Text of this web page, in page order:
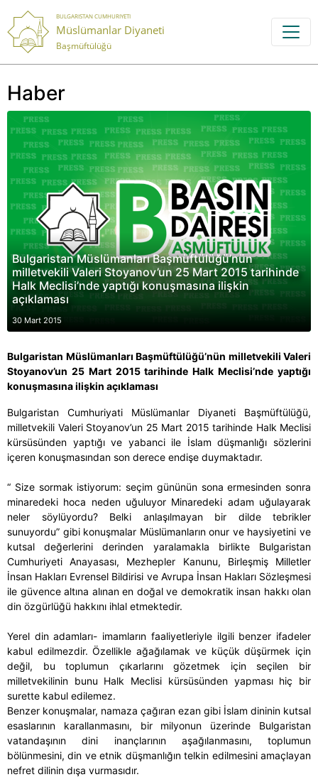
BULGARISTAN CUMHURIYETI
Müslümanlar Diyaneti
Başmüftülüğü
Haber
Bulgaristan Müslümanları Başmüftülüğü’nün
milletvekili Valeri Stoyanov’un 25 Mart 2015 tarihinde
Halk Meclisi’nde yaptığı konuşmasına ilişkin
açıklaması
30 Mart 2015
Bulgaristan Müslümanları Başmüftülüğü’nün milletvekili Valeri
Stoyanov’un 25 Mart 2015 tarihinde Halk Meclisi’nde yaptığı
konuşmasına ilişkin açıklaması
Bulgaristan Cumhuriyati Müslümanlar Diyaneti Başmüftülüğü,
milletvekili Valeri Stoyanov’un 25 Mart 2015 tarihinde Halk Meclisi
kürsüsünden yaptığı ve yabanci ile İslam düşmanlığı sözlerini
içeren konuşmasından son derece endişe duymaktadır.
“ Size sormak istiyorum: seçim gününün sona ermesinden sonra
minaredeki hoca neden uğuluyor Minaredeki adam uğulayarak
neler söylüyordu? Belki anlaşılmayan bir dilde tebrikler
sunuyordu” gibi konuşmalar Müslümanların onur ve haysiyetini ve
kutsal değerlerini derinden yaralamakla birlikte Bulgaristan
Cumhuriyeti Anayasası, Mezhepler Kanunu, Birleşmiş Milletler
İnsan Hakları Evrensel Bildirisi ve Avrupa İnsan Hakları Sözleşmesi
ile güvence altına alınan en doğal ve demokratik insan hakkı olan
din özgürlüğü hakkını ihlal etmektedir.
Yerel din adamları- imamların faaliyetleriyle ilgili benzer ifadeler
kabul edilmezdir. Özellikle ağağılamak ve küçük düşürmek için
değil, bu toplumun çıkarlarını gözetmek için seçilen bir
milletvekilinin bunu Halk Meclisi kürsüsünden yapması hiç bir
surette kabul edilemez.
Benzer konuşmalar, namaza çağıran ezan gibi İslam dininin kutsal
esaslarının karallanmasını, bir milyonun üzerinde Bulgaristan
vatandaşının dini inançlarının aşağılanmasını, toplumun
bölünmesini, din ve etnik düşmanlığın telkin edilmesini amaçlayan
nefret dilinin dışa vurmasıdır.